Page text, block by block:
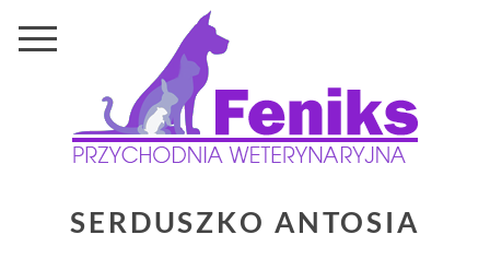
SERDUSZKO ANTOSIA